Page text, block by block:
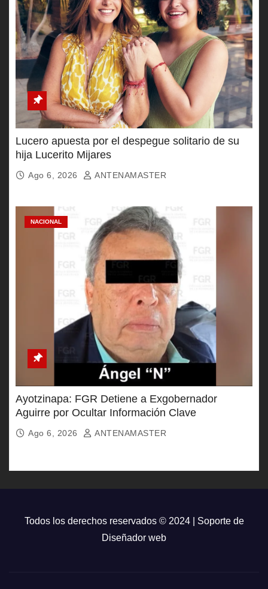
Lucero apuesta por el despegue solitario de su
hija Lucerito Mijares
Ago 6, 2026 ANTENAMASTER
NACIONAL
Ayotzinapa: FGR Detiene a Exgobernador
Aguirre por Ocultar Información Clave
Ago 6, 2026 ANTENAMASTER
Todos los derechos reservados © 2024 | Soporte de
Diseñador web